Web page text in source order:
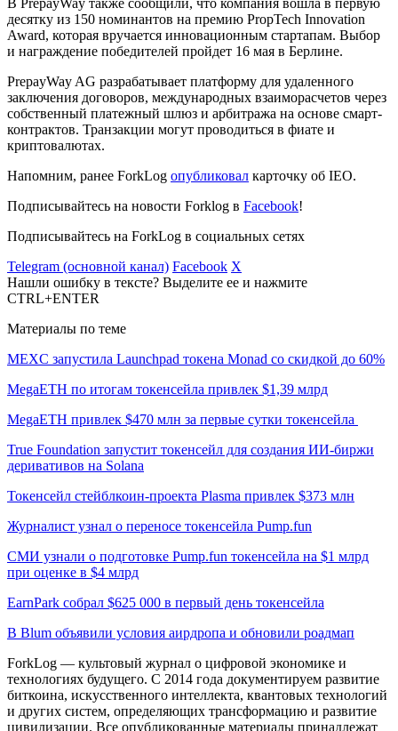
десятку из 150 номинантов на премию PropTech Innovation
Award, которая вручается инновационным стартапам. Выбор
и награждение победителей пройдет 16 мая в Берлине.
PrepayWay AG разрабатывает платформу для удаленного
заключения договоров, международных взаиморасчетов через
собственный платежный шлюз и арбитража на основе смарт-
контрактов. Транзакции могут проводиться в фиате и
криптовалютах.
Напомним, ранее ForkLog опубликовал карточку об IEO.
Подписывайтесь на новости Forklog в Facebook!
Подписывайтесь на ForkLog в социальных сетях
Telegram (основной канал) Facebook X
Нашли ошибку в тексте? Выделите ее и нажмите
CTRL+ENTER
Материалы по теме
MEXC запустила Launchpad токена Monad со скидкой до 60%
MegaETH по итогам токенсейла привлек $1,39 млрд
MegaETH привлек $470 млн за первые сутки токенсейла
True Foundation запустит токенсейл для создания ИИ-биржи
деривативов на Solana
Токенсейл стейблкоин-проекта Plasma привлек $373 млн
Журналист узнал о переносе токенсейла Pump.fun
СМИ узнали о подготовке Pump.fun токенсейла на $1 млрд
при оценке в $4 млрд
EarnPark собрал $625 000 в первый день токенсейла
В Blum объявили условия аирдропа и обновили роадмап
ForkLog — культовый журнал о цифровой экономике и
технологиях будущего. С 2014 года документируем развитие
биткоина, искусственного интеллекта, квантовых технологий
и других систем, определяющих трансформацию и развитие
цивилизации. Все опубликованные материалы принадлежат